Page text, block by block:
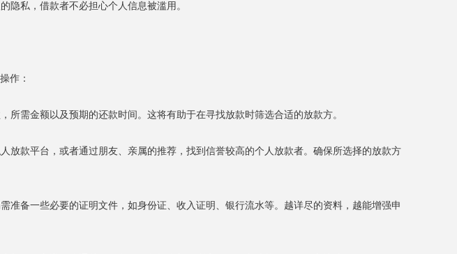
隐私，借款者不必担心个人信息被滥用。
作：
所需金额以及预期的还款时间。这将有助于在寻找放款时筛选合适的放款方。
放款平台，或者通过朋友、亲属的推荐，找到信誉较高的个人放款者。确保所选择的放款方
准备一些必要的证明文件，如身份证、收入证明、银行流水等。越详尽的资料，越能增强申